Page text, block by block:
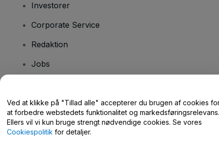
Investorer
Corporate Service
Redaktion
Jobs
Har du spørgsmål?
Hjælpecenter / Kontakt os
Ved at klikke på "Tillad alle" accepterer du brugen af cookies
at forbedre webstedets funktionalitet og markedsføringsrelevans.
Ellers vil vi kun bruge strengt nødvendige cookies. Se vores
Cookiespolitik for detaljer.